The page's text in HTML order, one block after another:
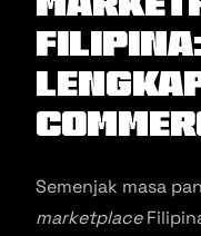
Semenjak masa
marketplace